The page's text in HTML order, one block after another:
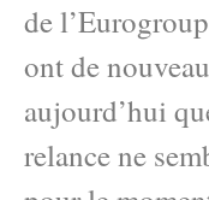
de
ont de
aujourd’hui
relance ne